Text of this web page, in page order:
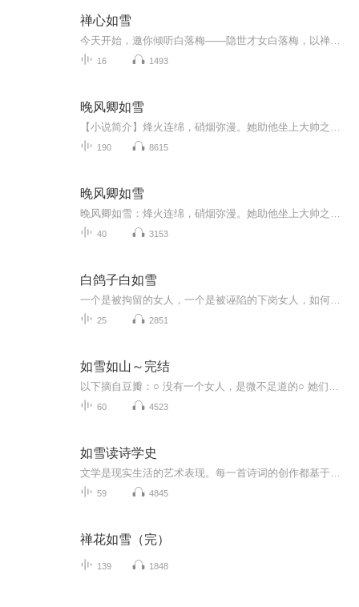
禅心如雪
16 1493
晚风卿如雪
190 8615
晚风卿如雪
40 3153
白鸽子白如雪
25 2851
如雪如山～完结
60 4523
如雪读诗学史
59 4845
禅花如雪（完）
139 1848